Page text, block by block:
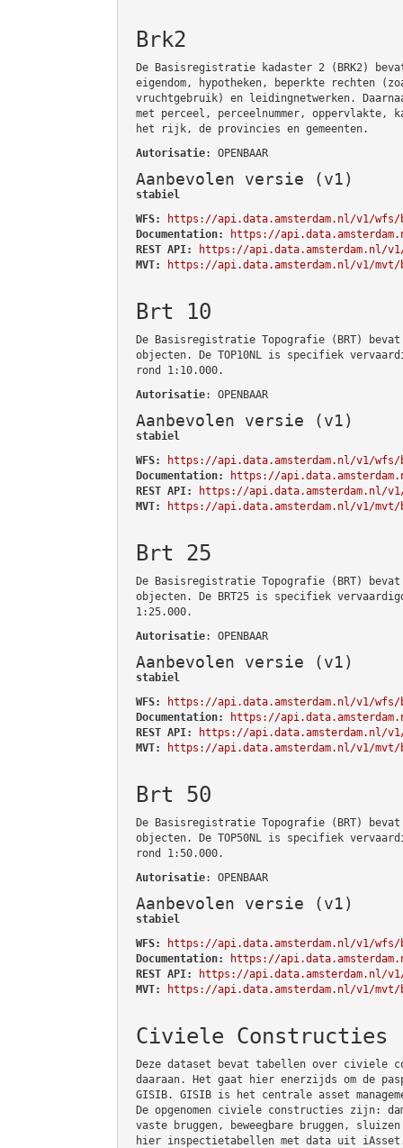
Brk2
De Basisregistratie kadaster 2 (BRK2)
eigendom, hypotheken, beperkte rechten
vruchtgebruik) en leidingnetwerken.
met perceel, perceelnummer, oppervlakte,
het rijk, de provincies en gemeenten.
Autorisatie: OPENBAAR
Aanbevolen versie (v1)
stabiel
WFS:
https://api.data.amsterdam.nl/v1/wfs/
Documentation:
https://
REST API:
https://api.data.amsterdam.nl/
MVT:
https://api.data.amsterdam.nl/v1/mvt/
Brt 10
De Basisregistratie Topografie (BRT)
objecten. De TOP10NL is specifiek
rond 1:10.000.
Autorisatie: OPENBAAR
Aanbevolen versie (v1)
stabiel
WFS:
https://api.data.amsterdam.nl/v1/wfs/
Documentation:
https://
REST API:
https://api.data.amsterdam.nl/
MVT:
https://api.data.amsterdam.nl/v1/mvt/
Brt 25
De Basisregistratie Topografie (BRT)
objecten. De BRT25 is specifiek
1:25.000.
Autorisatie: OPENBAAR
Aanbevolen versie (v1)
stabiel
WFS:
https://api.data.amsterdam.nl/v1/wfs/
Documentation:
https://
REST API:
https://api.data.amsterdam.nl/
MVT:
https://api.data.amsterdam.nl/v1/mvt/
Brt 50
De Basisregistratie Topografie (BRT)
objecten. De TOP50NL is specifiek
rond 1:50.000.
Autorisatie: OPENBAAR
Aanbevolen versie (v1)
stabiel
WFS:
https://api.data.amsterdam.nl/v1/wfs/
Documentation:
https://
REST API:
https://api.data.amsterdam.nl/
MVT:
https://api.data.amsterdam.nl/v1/mvt/
Civiele Constructies
Deze dataset bevat tabellen over civiele
daaraan. Het gaat hier enerzijds om de
GISIB. GISIB is het centrale asset
De opgenomen civiele constructies zijn:
vaste bruggen, beweegbare bruggen,
hier inspectietabellen met data uit